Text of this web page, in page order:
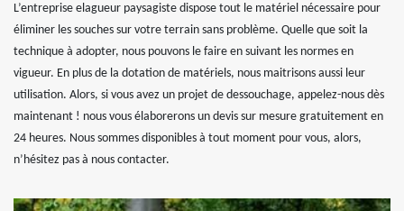
L’entreprise elagueur paysagiste dispose tout le matériel nécessaire pour
éliminer les souches sur votre terrain sans problème. Quelle que soit la
technique à adopter, nous pouvons le faire en suivant les normes en
vigueur. En plus de la dotation de matériels, nous maitrisons aussi leur
utilisation. Alors, si vous avez un projet de dessouchage, appelez-nous dès
maintenant ! nous vous élaborerons un devis sur mesure gratuitement en
24 heures. Nous sommes disponibles à tout moment pour vous, alors,
n’hésitez pas à nous contacter.